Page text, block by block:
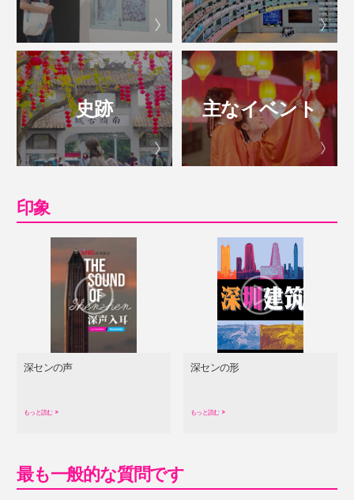
史跡 主なイベント
印象
深センの声
もっと読む >
深センの形
もっと読む >
最も一般的な質問です